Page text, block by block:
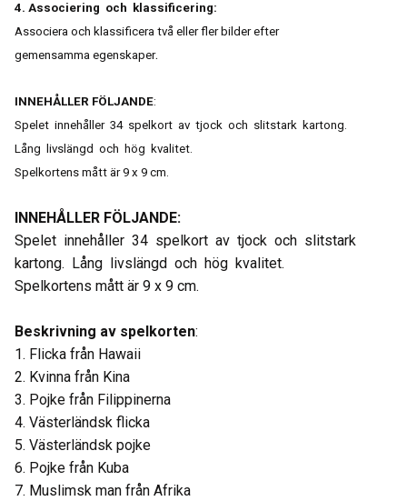
4. Associering och klassificering:
Associera och klassificera två eller fler bilder efter
gemensamma egenskaper.
INNEHÅLLER FÖLJANDE:
Spelet innehåller 34 spelkort av tjock och slitstark kartong.
Lång livslängd och hög kvalitet.
Spelkortens mått är 9 x 9 cm.
INNEHÅLLER FÖLJANDE:
Spelet innehåller 34 spelkort av tjock och slitstark
kartong. Lång livslängd och hög kvalitet.
Spelkortens mått är 9 x 9 cm.
Beskrivning av spelkorten:
1. Flicka från Hawaii
2. Kvinna från Kina
3. Pojke från Filippinerna
4. Västerländsk flicka
5. Västerländsk pojke
6. Pojke från Kuba
7. Muslimsk man från Afrika